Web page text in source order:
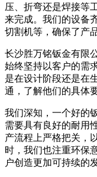
压、折弯还是焊接等
来完成。我们的设备
切割机等，确保了产
长沙胜万铭钣金有限
始终坚持以客户的需
是在设计阶段还是在
通，了解他们的具体
我们深知，一个好的
需要具有良好的耐用
产流程上严格把关，
时，我们也注重环保
户创造更加可持续的